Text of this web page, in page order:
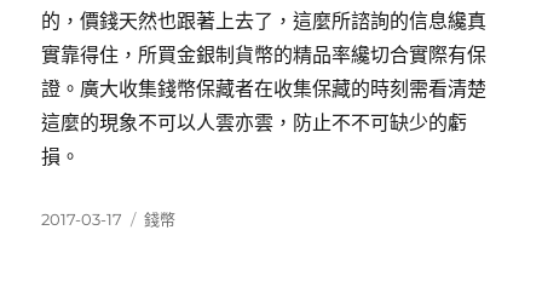
的，價錢天然也跟著上去了，這麼所諮詢的信息纔真
實靠得住，所買金銀制貨幣的精品率纔切合實際有保
證。廣大收集錢幣保藏者在收集保藏的時刻需看清楚
這麼的現象不可以人雲亦雲，防止不不可缺少的虧
損。
發
2017-03-17
分
錢幣